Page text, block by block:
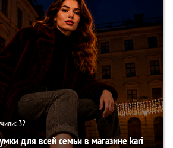
32
для всей семьи в магазине kari